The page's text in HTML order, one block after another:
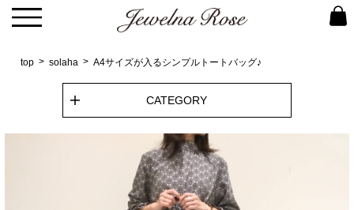
top solaha A4サイズが入るシンプルトートバッグ♪
CATEGORY